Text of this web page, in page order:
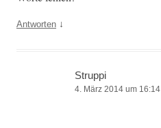
Antworten ↓
Struppi
4. März 2014 um 16:14